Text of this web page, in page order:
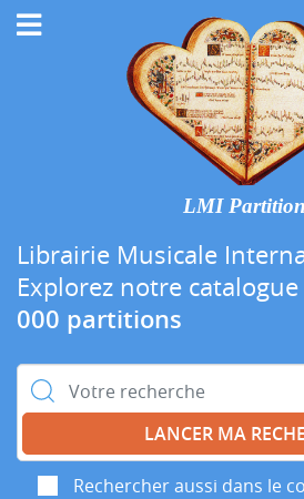
LMI
Librairie Musicale
Explorez notre
000 partitions
Rechercher :
Rechercher aussi dans le